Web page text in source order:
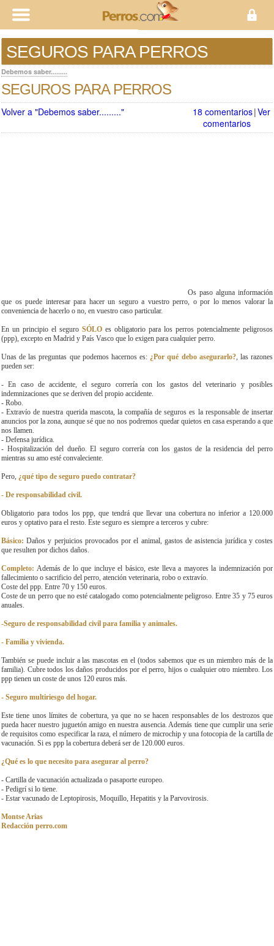
SEGUROS PARA PERROS
Debemos saber.........
SEGUROS PARA PERROS
Volver a "Debemos saber........." 18 comentarios|Ver
comentarios
Os paso alguna información
que os puede interesar para hacer un seguro a vuestro perro, o por lo menos valorar la
conveniencia de hacerlo o no, en vuestro caso particular.
En un principio el seguro SÓLO es obligatorio para los perros potencialmente peligrosos
(ppp), excepto en Madrid y País Vasco que lo exigen para cualquier perro.
Unas de las preguntas que podemos hacernos es: ¿Por qué debo asegurarlo?, las razones
pueden ser:
- En caso de accidente, el seguro correría con los gastos del veterinario y posibles
indemnizaciones que se deriven del propio accidente.
- Robo.
- Extravío de nuestra querida mascota, la compañía de seguros es la responsable de insertar
anuncios por la zona, aunque sé que no nos podremos quedar quietos en casa esperando a que
nos llamen.
- Defensa jurídica.
- Hospitalización del dueño. El seguro correría con los gastos de la residencia del perro
mientras su amo esté convaleciente.
Pero, ¿qué tipo de seguro puedo contratar?
- De responsabilidad civil.
Obligatorio para todos los ppp, que tendrá que llevar una cobertura no inferior a 120.000
euros y optativo para el resto. Este seguro es siempre a terceros y cubre:
Básico: Daños y perjuicios provocados por el animal, gastos de asistencia jurídica y costes
que resulten por dichos daños.
Completo: Además de lo que incluye el básico, este lleva a mayores la indemnización por
fallecimiento o sacrificio del perro, atención veterinaria, robo o extravío.
Coste del ppp. Entre 70 y 150 euros.
Coste de un perro que no esté catalogado como potencialmente peligroso. Entre 35 y 75 euros
anuales.
-Seguro de responsabilidad civil para familia y animales.
- Familia y vivienda.
También se puede incluir a las mascotas en el (todos sabemos que es un miembro más de la
familia). Cubre todos los daños producidos por el perro, hijos o cualquier otro miembro. Los
ppp tienen un coste de unos 120 euros más.
- Seguro multiriesgo del hogar.
Este tiene unos límites de cobertura, ya que no se hacen responsables de los destrozos que
pueda hacer nuestro juguetón amigo en nuestra ausencia. Además tiene que cumplir una serie
de requisitos como especificar la raza, el número de microchip y una fotocopia de la cartilla de
vacunación. Si es ppp la cobertura deberá ser de 120.000 euros.
¿Qué es lo que necesito para asegurar al perro?
- Cartilla de vacunación actualizada o pasaporte europeo.
- Pedigrí si lo tiene.
- Estar vacunado de Leptopirosis, Moquillo, Hepatitis y la Parvovirosis.
Montse Arias
Redacción perro.com